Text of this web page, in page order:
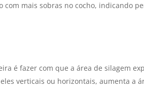
mais sobras no cocho, indicando
é fazer com que a área de silagem
verticais ou horizontais, aumenta a